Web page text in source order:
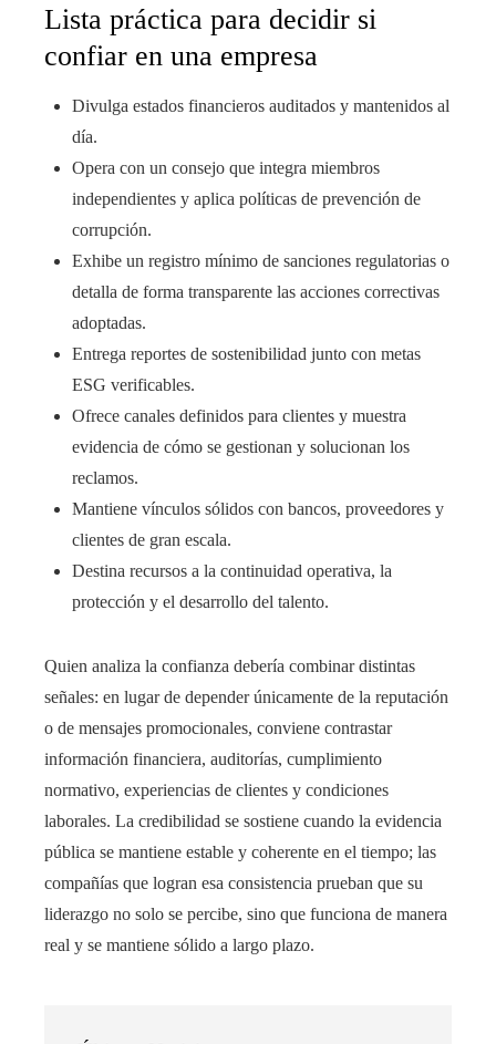
Lista práctica para decidir si
confiar en una empresa
Divulga estados financieros auditados y mantenidos al
día.
Opera con un consejo que integra miembros
independientes y aplica políticas de prevención de
corrupción.
Exhibe un registro mínimo de sanciones regulatorias o
detalla de forma transparente las acciones correctivas
adoptadas.
Entrega reportes de sostenibilidad junto con metas
ESG verificables.
Ofrece canales definidos para clientes y muestra
evidencia de cómo se gestionan y solucionan los
reclamos.
Mantiene vínculos sólidos con bancos, proveedores y
clientes de gran escala.
Destina recursos a la continuidad operativa, la
protección y el desarrollo del talento.
Quien analiza la confianza debería combinar distintas
señales: en lugar de depender únicamente de la reputación
o de mensajes promocionales, conviene contrastar
información financiera, auditorías, cumplimiento
normativo, experiencias de clientes y condiciones
laborales. La credibilidad se sostiene cuando la evidencia
pública se mantiene estable y coherente en el tiempo; las
compañías que logran esa consistencia prueban que su
liderazgo no solo se percibe, sino que funciona de manera
real y se mantiene sólido a largo plazo.